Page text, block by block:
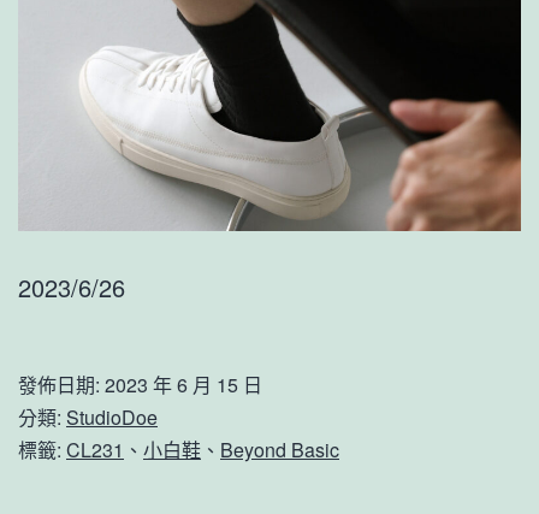
2023/6/26
發佈日期: 2023 年 6 月 15 日
分類: StudioDoe
標籤: CL231 、 小白鞋 、 Beyond Basic